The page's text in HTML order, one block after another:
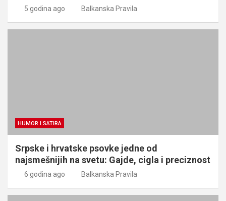
5 godina ago Balkanska Pravila
HUMOR I SATIRA
Srpske i hrvatske psovke jedne od
najsmešnijih na svetu: Gajde, cigla i preciznost
6 godina ago Balkanska Pravila